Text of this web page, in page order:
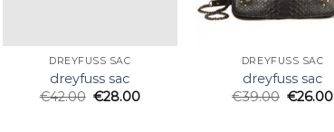
DREYFUSS SAC
dreyfuss sac
€42.00 €28.00
DREYFUSS SAC
dreyfuss sac
€39.00 €26.00